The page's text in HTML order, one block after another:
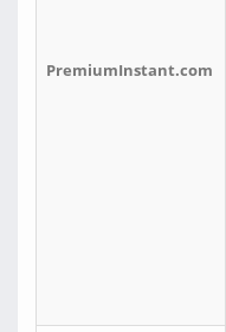
PremiumInstant.com